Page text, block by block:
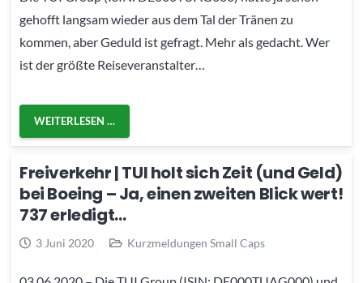
gehofft langsam wieder aus dem Tal der Tränen zu
kommen, aber Geduld ist gefragt. Mehr als gedacht. Wer
ist der größte Reiseveranstalter…
WEITERLESEN …
Freiverkehr | TUI holt sich Zeit (und Geld)
bei Boeing – Ja, einen zweiten Blick wert!
737 erledigt…
3 Juni 2020 Kurzmeldungen Small Caps